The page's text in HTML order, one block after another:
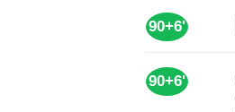
90+6'
90+6'